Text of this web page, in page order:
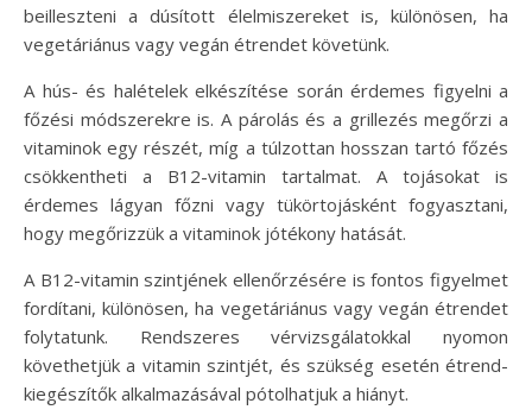
beilleszteni a dúsított élelmiszereket is, különösen, ha
vegetáriánus vagy vegán étrendet követünk.
A hús- és halételek elkészítése során érdemes figyelni a
főzési módszerekre is. A párolás és a grillezés megőrzi a
vitaminok egy részét, míg a túlzottan hosszan tartó főzés
csökkentheti a B12-vitamin tartalmat. A tojásokat is
érdemes lágyan főzni vagy tükörtojásként fogyasztani,
hogy megőrizzük a vitaminok jótékony hatását.
A B12-vitamin szintjének ellenőrzésére is fontos figyelmet
fordítani, különösen, ha vegetáriánus vagy vegán étrendet
folytatunk. Rendszeres vérvizsgálatokkal nyomon
követhetjük a vitamin szintjét, és szükség esetén étrend-
kiegészítők alkalmazásával pótolhatjuk a hiányt.